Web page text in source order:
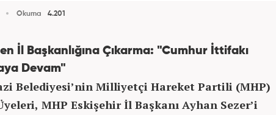
Okuma 4.201
İl Başkanlığına Çıkarma: "Cumhur İttifakı
Devam"
Belediyesi’nin Milliyetçi Hareket Partili (MHP)
MHP Eskişehir İl Başkanı Ayhan Sezer’i